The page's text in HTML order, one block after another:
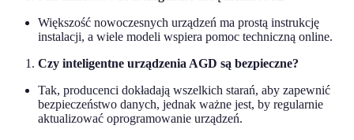
Większość nowoczesnych urządzeń ma prostą instrukcję
instalacji, a wiele modeli wspiera pomoc techniczną online.
Czy inteligentne urządzenia AGD są bezpieczne?
Tak, producenci dokładają wszelkich starań, aby zapewnić
bezpieczeństwo danych, jednak ważne jest, by regularnie
aktualizować oprogramowanie urządzeń.